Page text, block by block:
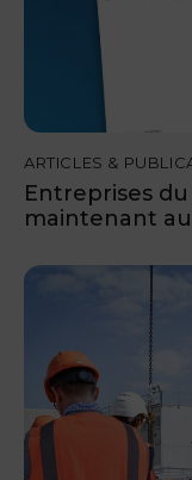
ARTICLES &
Entreprises
maintenant au